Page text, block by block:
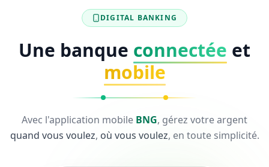
DIGITAL BANKING
Une banque connectée et
mobile
Avec l'application mobile BNG, gérez votre argent
quand vous voulez, où vous voulez, en toute simplicité.